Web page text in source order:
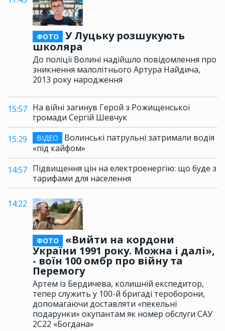
ФОТО
У Луцьку розшукують
школяра
До поліції Волині надійшло повідомлення про
зникнення малолітнього Артура Найдича,
2013 року народження
15:57 На війні загинув Герой з Рожищенської
громади Сергій Шевчук
15:29
ВІДЕО
Волинські патрульні затримали водія
«під кайфом»
14:57 Підвищення цін на електроенергію: що буде з
тарифами для населення
14:22
ФОТО
«Вийти на кордони
України 1991 року. Можна і далі»,
- воїн 100 омбр про війну та
Перемогу
Артем із Бердичева, колишній експедитор,
тепер служить у 100-й бригаді тероборони,
допомагаючи доставляти «пекельні
подарунки» окупантам як номер обслуги САУ
2С22 «Богдана»